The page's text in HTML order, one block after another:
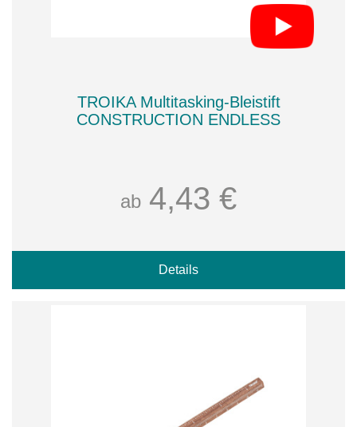
TROIKA Multitasking-Bleistift
CONSTRUCTION ENDLESS
ab 4,43 €
Details